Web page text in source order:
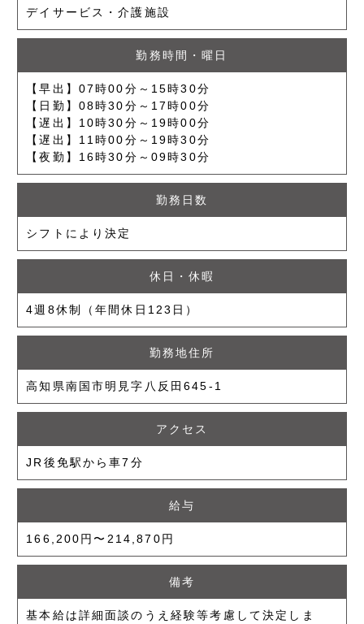
デイサービス・介護施設
勤務時間・曜日
【早出】07時00分～15時30分
【日勤】08時30分～17時00分
【遅出】10時30分～19時00分
【遅出】11時00分～19時30分
【夜勤】16時30分～09時30分
勤務日数
シフトにより決定
休日・休暇
4週8休制（年間休日123日）
勤務地住所
高知県南国市明見字八反田645-1
アクセス
JR後免駅から車7分
給与
166,200円〜214,870円
備考
基本給は詳細面談のうえ経験等考慮して決定しま